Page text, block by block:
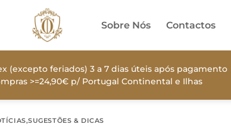
Sobre Nós Contactos
(excepto feriados) 3 a 7 dias úteis após pagamento
>=24,90€ p/ Portugal Continental e Ilhas
,SUGESTÕES & DICAS